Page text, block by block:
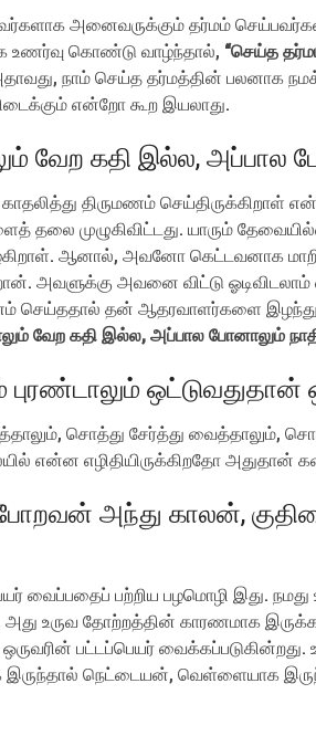
அனைவருக்கும் தர்மம்
உணர்வு கொண்டு வாழ்ந்தால், “செய்த
நாம் செய்த தர்மத்தின் பலனாக
என்றோ கூற இயலாது.
வேற கதி இல்ல, அப்பால
திருமணம்
தலை முழுகிவிட்டது. யாரும்
ஆனால், அவனோ கெட்டவனாக
அவளுக்கு அவனை விட்டு
செய்ததால் தன் ஆதரவாளர்களை
வேற கதி இல்ல,அப்பால போனாலும்
புரண்டாலும் ஒட்டுவதுதான்
சொத்து சேர்த்து வைத்தாலும்,
என்ன எழிதியிருக்கிறதோ அதுதான்
அந்து காலன்,
வைப்பதைப் பற்றிய பழமொழி இது.
அது உருவ தோற்றத்தின் காரணமாக
பட்டப்பெயர் வைக்கப்படுகின்றது.
நெட்டையன், வெள்ளையாக